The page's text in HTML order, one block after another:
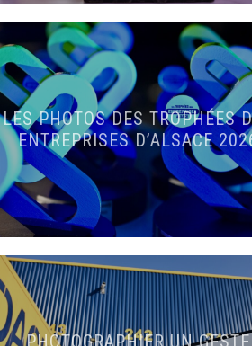
LES PHOTOS DES TROPHÉES
ENTREPRISES D’ALSACE
PHOTOGRAPHIER UN GESTE